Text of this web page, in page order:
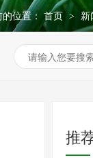
位置： 首页 >
推